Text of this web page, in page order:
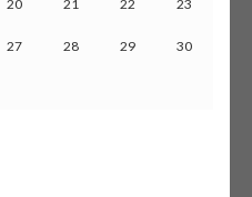
20 21 22 23
27 28 29 30